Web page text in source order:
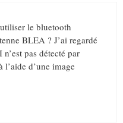
le bluetooth
BLEA ? J’ai regardé
pas détecté par
d’une image